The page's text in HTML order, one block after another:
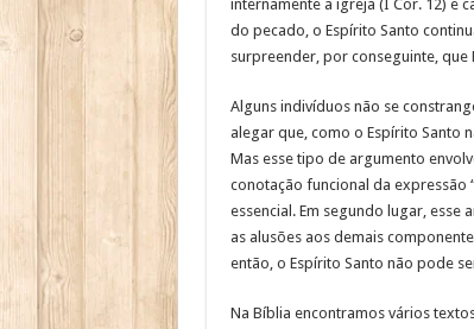
internamente a igreja (I Cor. 12) e
do pecado, o Espírito Santo
surpreender, por conseguinte,
Alguns indivíduos não se
alegar que, como o Espírito Santo
Mas esse tipo de argumento
conotação funcional da expressão
essencial. Em segundo lugar,
as alusões aos demais
então, o Espírito Santo não pode
Na Bíblia encontramos vários